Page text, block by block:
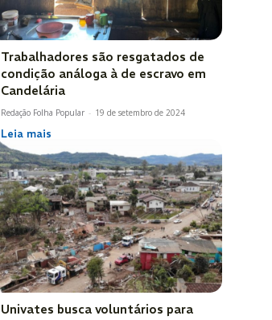
Trabalhadores são resgatados de
condição análoga à de escravo em
Candelária
Redação Folha Popular - 19 de setembro de 2024
Leia mais
Univates busca voluntários para